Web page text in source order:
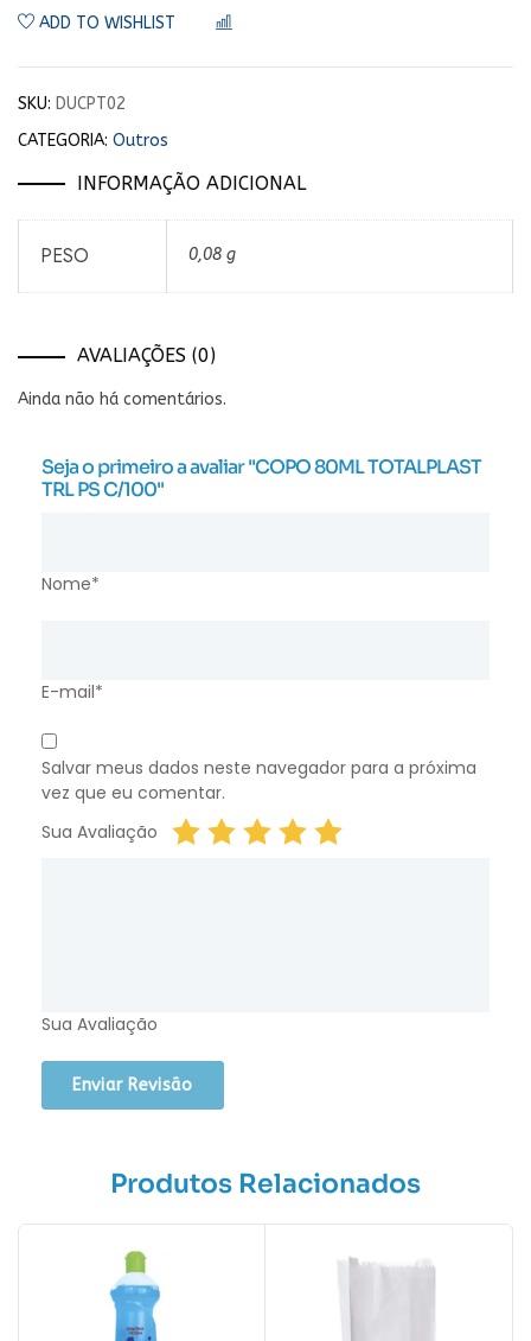
ADD TO WISHLIST
SKU: DUCPT02
CATEGORIA: Outros
INFORMAÇÃO ADICIONAL
PESO 0,08 g
AVALIAÇÕES (0)
Ainda não há comentários.
Seja o primeiro a avaliar "COPO 80ML TOTALPLAST
TRL PS C/100"
Nome*
E-mail*
Salvar meus dados neste navegador para a próxima
vez que eu comentar.
Sua Avaliação
Sua Avaliação
Produtos Relacionados